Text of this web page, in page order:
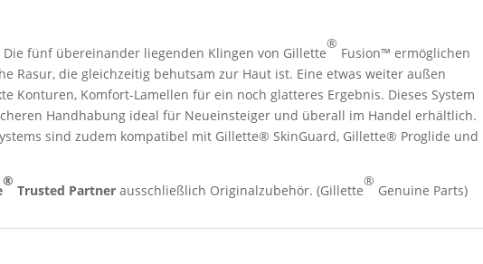
fünf übereinander liegenden Klingen von Gillette
®
Fusion™ ermöglichen
Rasur, die gleichzeitig behutsam zur Haut ist. Eine etwas weiter außen
Konturen, Komfort-Lamellen für ein noch glatteres Ergebnis. Dieses System
Handhabung ideal für Neueinsteiger und überall im Handel erhältlich.
sind zudem kompatibel mit Gillette® SkinGuard, Gillette® Proglide und
®
Trusted Partner ausschließlich Originalzubehör. (Gillette
®
Genuine Parts)